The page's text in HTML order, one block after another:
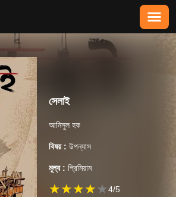
সেলাই
আনিসুল হক
বিষয় : উপন্যাস
মূল্য : প্রিমিয়াম
★★★★★4/5